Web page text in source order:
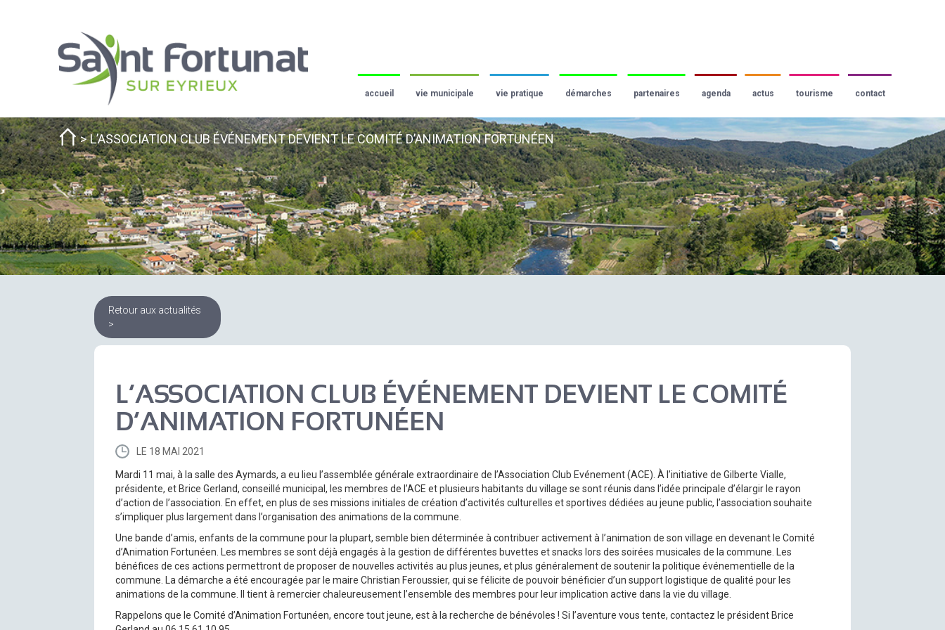
accueil vie municipale vie pratique démarches partenaires agenda actus tourisme contact
L’ASSOCIATION CLUB ÉVÉNEMENT DEVIENT LE COMITÉ D’ANIMATION FORTUNÉEN
Retour aux actualités
>
L’ASSOCIATION CLUB ÉVÉNEMENT DEVIENT LE COMITÉ
D’ANIMATION FORTUNÉEN
LE 18 MAI 2021
Mardi 11 mai, à la salle des Aymards, a eu lieu l’assemblée générale extraordinaire de l’Association Club Evénement (ACE). À l’initiative de Gilberte Vialle,
présidente, et Brice Gerland, conseillé municipal, les membres de l’ACE et plusieurs habitants du village se sont réunis dans l’idée principale d’élargir le rayon
d’action de l’association. En effet, en plus de ses missions initiales de création d’activités culturelles et sportives dédiées au jeune public, l’association souhaite
s’impliquer plus largement dans l’organisation des animations de la commune.
Une bande d’amis, enfants de la commune pour la plupart, semble bien déterminée à contribuer activement à l’animation de son village en devenant le Comité
d’Animation Fortunéen. Les membres se sont déjà engagés à la gestion de différentes buvettes et snacks lors des soirées musicales de la commune. Les
bénéfices de ces actions permettront de proposer de nouvelles activités au plus jeunes, et plus généralement de soutenir la politique événementielle de la
commune. La démarche a été encouragée par le maire Christian Feroussier, qui se félicite de pouvoir bénéficier d’un support logistique de qualité pour les
animations de la commune. Il tient à remercier chaleureusement l’ensemble des membres pour leur implication active dans la vie du village.
Rappelons que le Comité d’Animation Fortunéen, encore tout jeune, est à la recherche de bénévoles ! Si l’aventure vous tente, contactez le président Brice